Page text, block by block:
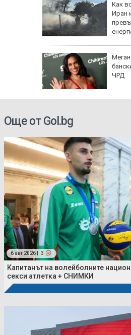
Как
Иран
ЧРД
Още от Gol.bg
6 авг 2026 | 3
Капитанът на волейболните
секси атлетка + СНИМКИ